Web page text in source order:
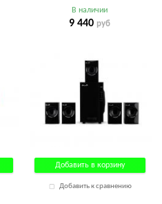
В наличии
9 440 руб
Добавить в корзину
Добавить к сравнению